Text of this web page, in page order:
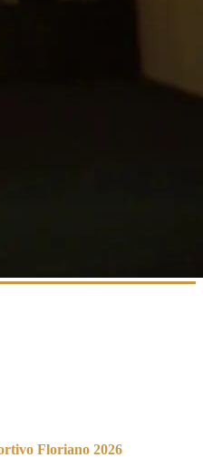
Floriano 2026